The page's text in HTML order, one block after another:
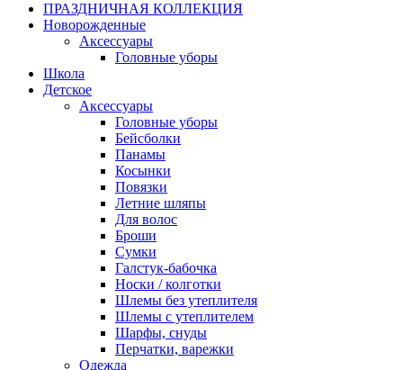
ПРАЗДНИЧНАЯ КОЛЛЕКЦИЯ
Новорожденные
Аксессуары
Головные уборы
Школа
Детское
Аксессуары
Головные уборы
Бейсболки
Панамы
Косынки
Повязки
Летние шляпы
Для волос
Броши
Сумки
Галстук-бабочка
Носки / колготки
Шлемы без утеплителя
Шлемы с утеплителем
Шарфы, снуды
Перчатки, варежки
Одежда